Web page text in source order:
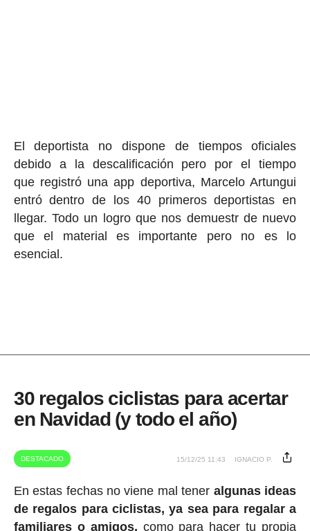
El deportista no dispone de tiempos oficiales
debido a la descalificación pero por el tiempo
que registró una app deportiva, Marcelo Artungui
entró dentro de los 40 primeros deportistas en
llegar. Todo un logro que nos demuestr de nuevo
que el material es importante pero no es lo
esencial.
30 regalos ciclistas para acertar
en Navidad (y todo el año)
DESTACADO 15/12/25 11:43 IGNACIO P.
En estas fechas no viene mal tener algunas ideas
de regalos para ciclistas, ya sea para regalar a
familiares o amigos, como para hacer tu propia